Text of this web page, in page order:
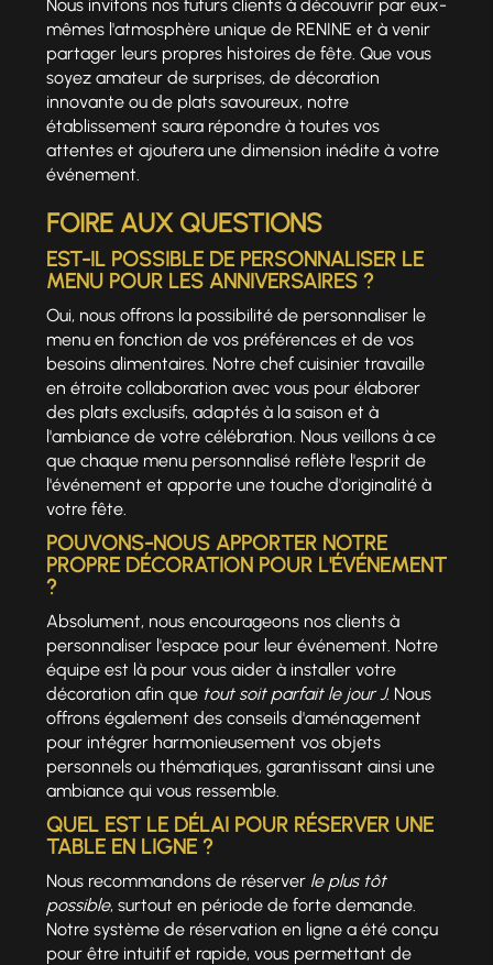
Nous invitons nos futurs clients à découvrir par eux-
mêmes l'atmosphère unique de RENINE et à venir
partager leurs propres histoires de fête. Que vous
soyez amateur de surprises, de décoration
innovante ou de plats savoureux, notre
établissement saura répondre à toutes vos
attentes et ajoutera une dimension inédite à votre
événement.
FOIRE AUX QUESTIONS
EST-IL POSSIBLE DE PERSONNALISER LE
MENU POUR LES ANNIVERSAIRES ?
Oui, nous offrons la possibilité de personnaliser le
menu en fonction de vos préférences et de vos
besoins alimentaires. Notre chef cuisinier travaille
en étroite collaboration avec vous pour élaborer
des plats exclusifs, adaptés à la saison et à
l'ambiance de votre célébration. Nous veillons à ce
que chaque menu personnalisé reflète l'esprit de
l'événement et apporte une touche d'originalité à
votre fête.
POUVONS-NOUS APPORTER NOTRE
PROPRE DÉCORATION POUR L'ÉVÉNEMENT
?
Absolument, nous encourageons nos clients à
personnaliser l'espace pour leur événement. Notre
équipe est là pour vous aider à installer votre
décoration afin que tout soit parfait le jour J. Nous
offrons également des conseils d'aménagement
pour intégrer harmonieusement vos objets
personnels ou thématiques, garantissant ainsi une
ambiance qui vous ressemble.
QUEL EST LE DÉLAI POUR RÉSERVER UNE
TABLE EN LIGNE ?
Nous recommandons de réserver le plus tôt
possible, surtout en période de forte demande.
Notre système de réservation en ligne a été conçu
pour être intuitif et rapide, vous permettant de